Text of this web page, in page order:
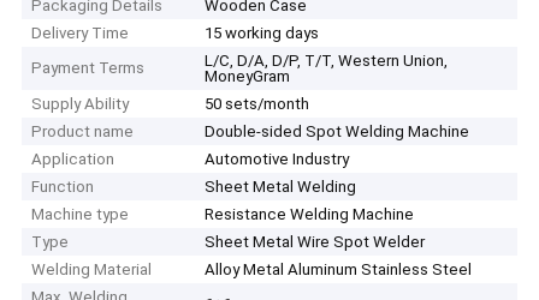
Packaging Details
Wooden Case
Delivery Time
15 working days
Payment Terms
L/C, D/A, D/P, T/T, Western Union,
MoneyGram
Supply Ability
50 sets/month
Product name
Double-sided Spot Welding Machine
Application
Automotive Industry
Function
Sheet Metal Welding
Machine type
Resistance Welding Machine
Type
Sheet Metal Wire Spot Welder
Welding Material
Alloy Metal Aluminum Stainless Steel